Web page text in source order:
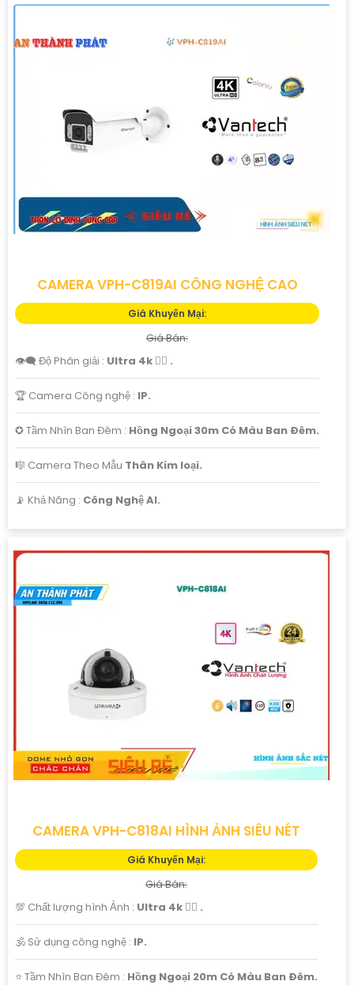
CAMERA VPH-C819AI CÔNG NGHỆ CAO
Giá Khuyến Mại:
Giá Bán:
👁️‍🗨 Độ Phân giải : Ultra 4k 👍🏾 .
🏆 Camera Công nghệ : IP.
✪ Tầm Nhìn Ban Đêm : Hồng Ngoại 30m Có Màu Ban Ðêm.
🎼️ Camera Theo Mẫu Thân Kim loại.
️📡 Khả Năng : Công Nghệ AI.
CAMERA VPH-C818AI HÌNH ẢNH SIÊU NÉT
Giá Khuyến Mại:
Giá Bán:
💯 Chất lượng hình Ảnh : Ultra 4k 👍🏾 .
🕉️ Sử dụng công nghệ : IP.
⭐ Tầm Nhìn Ban Đêm : Hồng Ngoại 20m Có Màu Ban Ðêm.